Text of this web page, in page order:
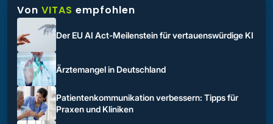
Von VITAS empfohlen
Der EU AI Act-Meilenstein für vertauenswürdige KI
Ärztemangel in Deutschland
Patientenkommunikation verbessern: Tipps für
Praxen und Kliniken